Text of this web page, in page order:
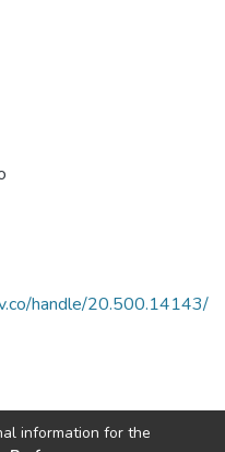
handle/20.500.14143/
information for the